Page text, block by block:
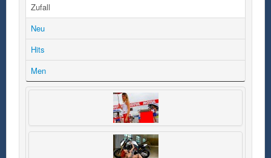
Zufall
Neu
Hits
Men